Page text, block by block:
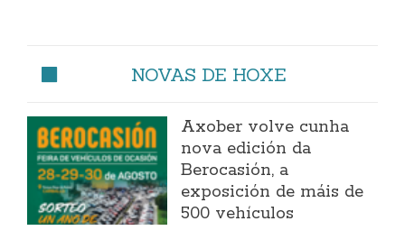
NOVAS DE HOXE
Axober volve cunha
nova edición da
Berocasión, a
exposición de máis de
500 vehículos